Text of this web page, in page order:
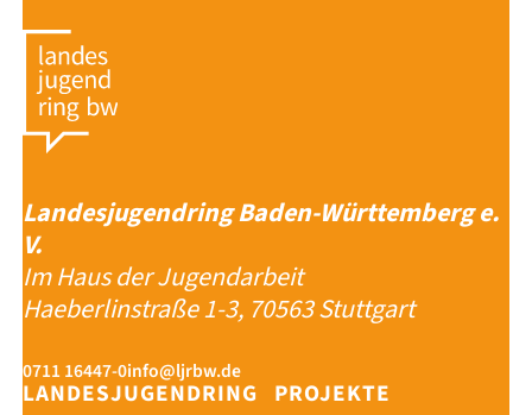
Landesjugendring Baden-Württemberg e.
V.
Im Haus der Jugendarbeit
Haeberlinstraße 1-3, 70563 Stuttgart
0711 16447-0info@ljrbw.de
LANDESJUGENDRING PROJEKTE